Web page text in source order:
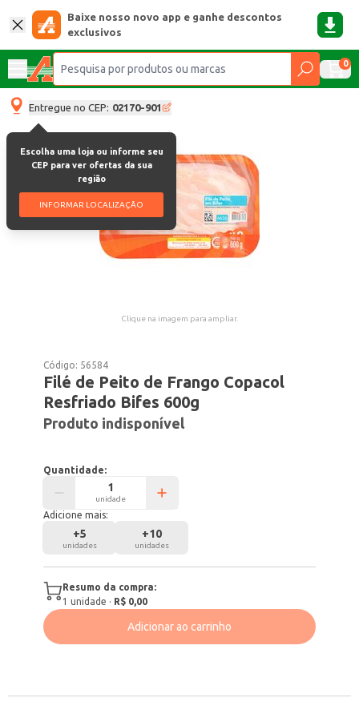
Baixe nosso novo app e ganhe descontos
exclusivos
0
Entregue no CEP: 02170-901
Escolha uma loja ou informe seu
CEP para ver ofertas da sua
região
INFORMAR LOCALIZAÇÃO
Clique na imagem para ampliar.
Código: 56584
Filé de Peito de Frango Copacol
Resfriado Bifes 600g
Produto indisponível
Quantidade:
unidade
Adicione mais:
+5
unidades
+10
unidades
Resumo da compra:
1 unidade · R$ 0,00
Adicionar ao carrinho